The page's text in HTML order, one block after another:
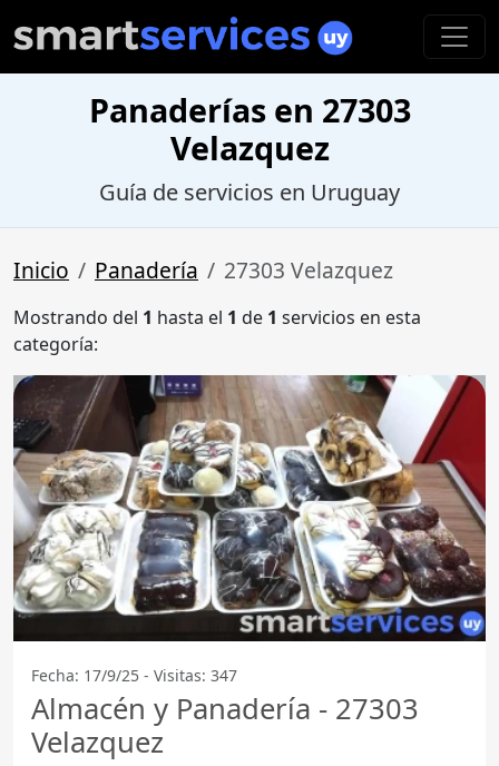
Panaderías en 27303
Velazquez
Guía de servicios en Uruguay
Inicio Panadería 27303 Velazquez
Mostrando del 1 hasta el 1 de 1 servicios en esta
categoría:
Fecha: 17/9/25 - Visitas: 347
Almacén y Panadería - 27303
Velazquez